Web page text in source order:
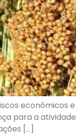
econômicos e
para a atividade
[…]